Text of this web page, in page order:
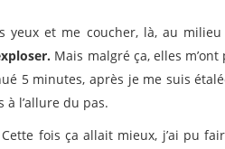
yeux et me coucher, là, au
Mais malgré ça, elles
5 minutes, après je me suis
à l’allure du pas.
fois ça allait mieux, j’ai pu